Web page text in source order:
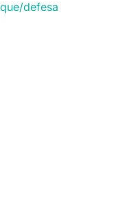
defesa